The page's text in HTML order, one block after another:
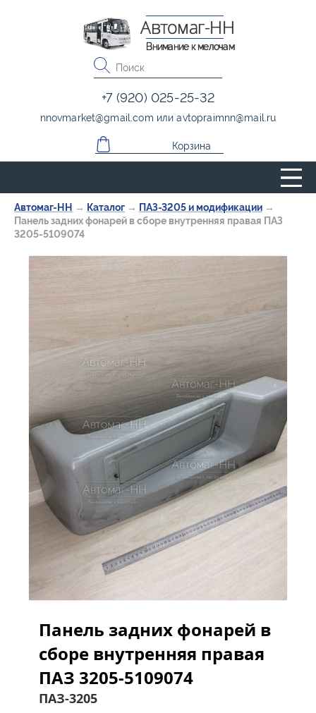
Автомаг-НН → Каталог → ПАЗ-3205 и модификации →
Панель задних фонарей в сборе внутренняя правая ПАЗ
3205-5109074
Панель задних фонарей в
сборе внутренняя правая
ПАЗ 3205-5109074
ПАЗ-3205
Автомаг-НН
Внимание к мелочам
+7 (920) 025-25-32
nnovmarket@gmail.com илиavtopraimnn@mail.ru
Корзина